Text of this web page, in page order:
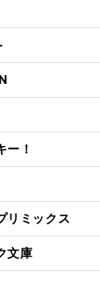
ー！
リミックス
文庫